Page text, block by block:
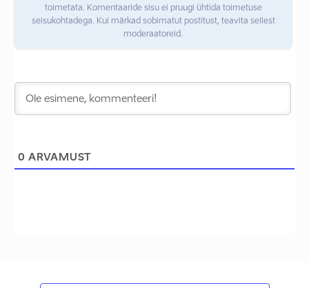
toimetata. Komentaaride sisu ei pruugi ühtida toimetuse
seisukohtadega. Kui märkad sobimatut postitust, teavita sellest
moderaatoreid.
0 ARVAMUST